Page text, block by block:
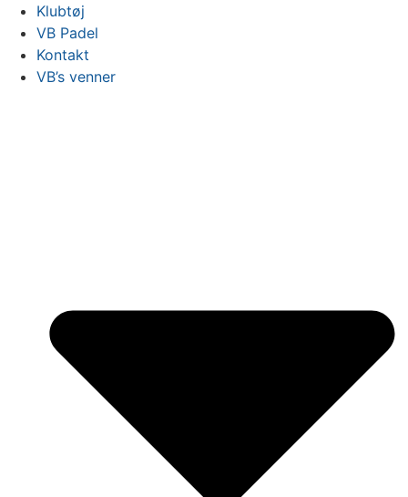
Klubtøj
VB Padel
Kontakt
VB’s venner